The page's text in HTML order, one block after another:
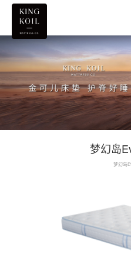
梦幻岛
梦幻岛